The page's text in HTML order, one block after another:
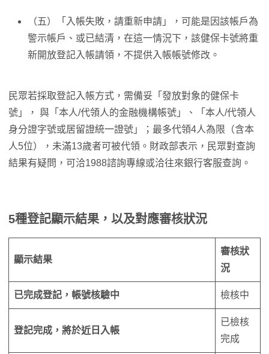
（五）「入帳失敗，請重新申請」，可能是因該帳戶為
警示帳戶、或已結清，在這一情況下，該健保卡號將重
新開放登記入帳請領，不提供入帳帳號修改。
民眾若採取登記入帳方式，需備妥「發放對象的健保卡
號」， 與「本人/代領人的金融機構帳號」、「本人/代領人
身分證字號或居留證統一證號」；最多代領4人為限（含本
人5位），未滿13歲者可被代領。財政部表示，民眾對查詢
結果有疑問，可洽1988諮詢專線或洽往來銀行客服查詢。
5種登記顯示結果，以及對應審核狀況
顯示結果
審核狀
況
已完成登記，帳號核驗中 檢核中
登記完成，將於近日入帳
已檢核
完成